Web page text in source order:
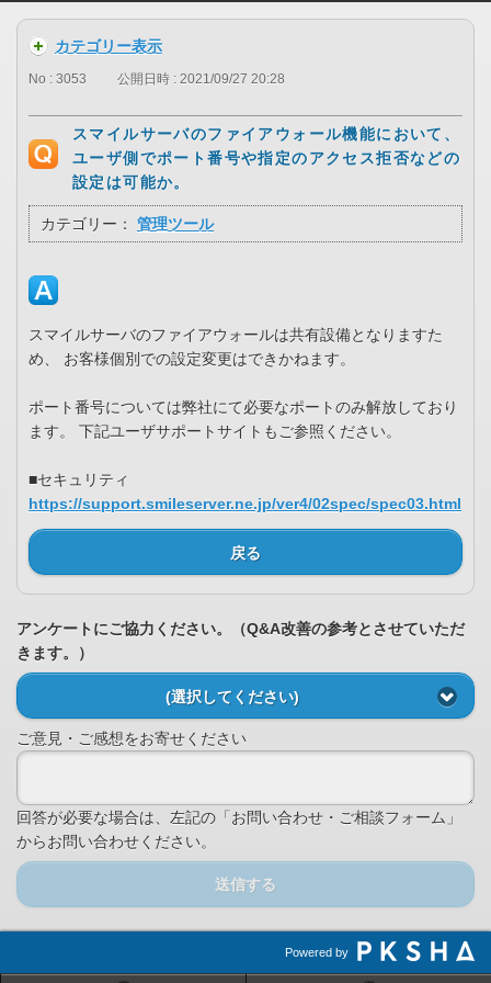
カテゴリー表示
No : 3053 公開日時 : 2021/09/27 20:28
スマイルサーバのファイアウォール機能において、
ユーザ側でポート番号や指定のアクセス拒否などの
設定は可能か。
カテゴリー： 管理ツール
スマイルサーバのファイアウォールは共有設備となりますた
め、 お客様個別での設定変更はできかねます。
ポート番号については弊社にて必要なポートのみ解放しており
ます。 下記ユーザサポートサイトもご参照ください。
■セキュリティ
https://support.smileserver.ne.jp/ver4/02spec/spec03.html
戻る
アンケートにご協力ください。（Q&A改善の参考とさせていただ
きます。）
(選択してください)
ご意見・ご感想をお寄せください
回答が必要な場合は、左記の「お問い合わせ・ご相談フォーム」
からお問い合わせください。
送信する
Powered by